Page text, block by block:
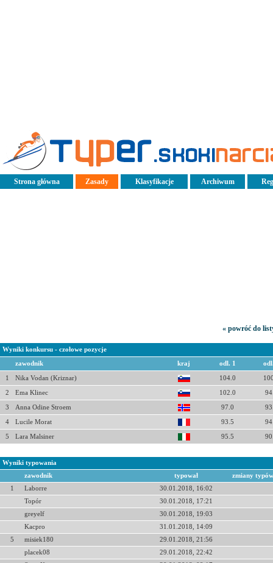
Strona główna Zasady Klasyfikacje Archiwum
« powróć do
Wyniki konkursu - czołowe pozycje
zawodnik kraj odl. 1
1 Nika Vodan (Kriznar) 104.0
2 Ema Klinec 102.0
3 Anna Odine Stroem 97.0
4 Lucile Morat 93.5
5 Lara Malsiner 95.5
Wyniki typowania
zawodnik
typował
zmiany typów
1
Laborre
30.01.2018, 16:02
Topór
30.01.2018, 17:21
greyelf
30.01.2018, 19:03
Kacpro
31.01.2018, 14:09
5
misiek180
29.01.2018, 21:56
placek08
29.01.2018, 22:42